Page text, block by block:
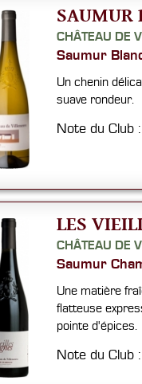
SAUMUR
CHÂTEAU DE
Saumur
Un chenin
suave rondeur.
Note du Club
LES
CHÂTEAU DE
Saumur
Une matière
flatteuse
pointe d'épices.
Note du Club